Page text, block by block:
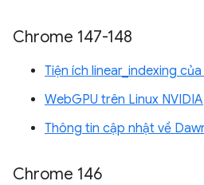
Chrome 147-148
Tiện ích linear_indexing của
WebGPU trên Linux NVIDIA
Thông tin cập nhật về
Chrome 146